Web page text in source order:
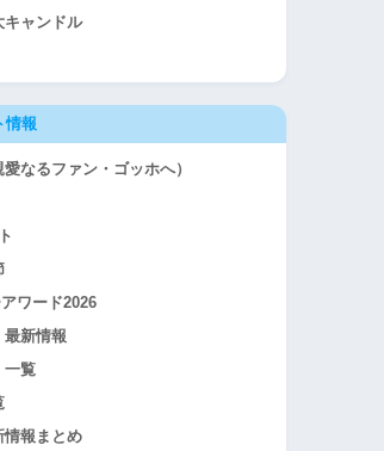
キャンドル
情報
なるファン・ゴッホへ）
ワード2026
最新情報
一覧
情報まとめ